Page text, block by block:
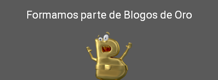
Formamos parte de Blogos de Oro